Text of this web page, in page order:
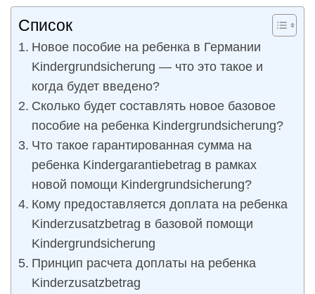
Список
Новое пособие на ребенка в Германии
Kindergrundsicherung — что это такое и
когда будет введено?
Сколько будет составлять новое базовое
пособие на ребенка Kindergrundsicherung?
Что такое гарантированная сумма на
ребенка Kindergarantiebetrag в рамках
новой помощи Kindergrundsicherung?
Кому предоставляется доплата на ребенка
Kinderzusatzbetrag в базовой помощи
Kindergrundsicherung
Принцип расчета доплаты на ребенка
Kinderzusatzbetrag